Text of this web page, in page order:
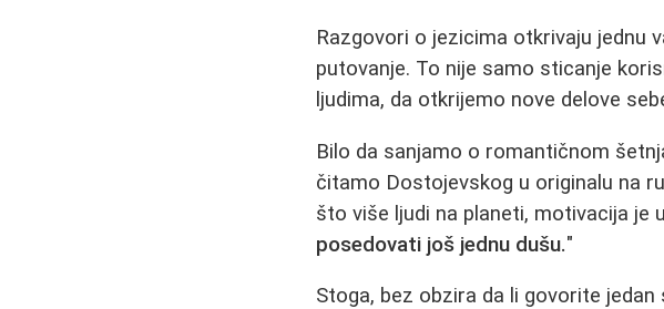
Razgovori o jezicima otkrivaju jednu
putovanje. To nije samo sticanje
ljudima, da otkrijemo nove delove
Bilo da sanjamo o romantičnom
čitamo Dostojevskog u originalu na
što više ljudi na planeti, motivacija je
posedovati još jednu dušu."
Stoga, bez obzira da li govorite